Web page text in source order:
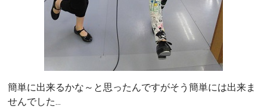
簡単に出来るかな～と思ったんですがそう簡単には出来ま
せんでした...